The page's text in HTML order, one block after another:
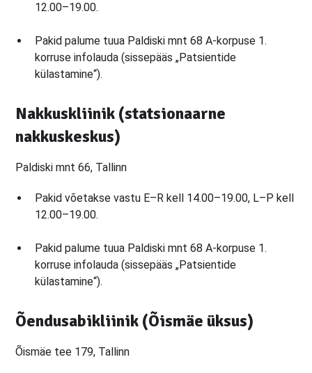
12.00–19.00.
Pakid palume tuua Paldiski mnt 68 A-korpuse 1.
korruse infolauda (sissepääs „Patsientide
külastamine“).
Nakkuskliinik (statsionaarne
nakkuskeskus)
Paldiski mnt 66, Tallinn
Pakid võetakse vastu E–R kell 14.00–19.00, L–P kell
12.00–19.00.
Pakid palume tuua Paldiski mnt 68 A-korpuse 1.
korruse infolauda (sissepääs „Patsientide
külastamine“).
Õendusabikliinik (Õismäe üksus)
Õismäe tee 179, Tallinn